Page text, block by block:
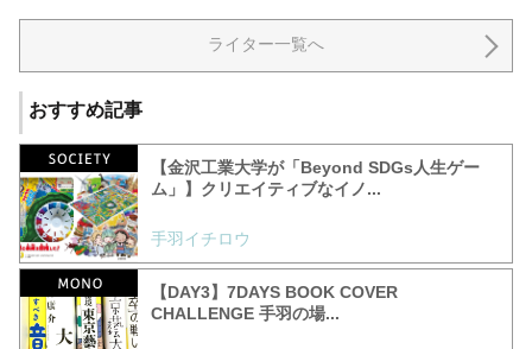
ライター一覧へ
おすすめ記事
【金沢工業大学が「Beyond SDGs人生ゲー
ム」】クリエイティブなイノ...
手羽イチロウ
【DAY3】7DAYS BOOK COVER
CHALLENGE 手羽の場...